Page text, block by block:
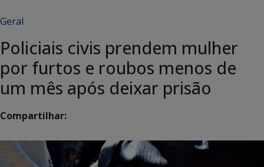
Geral
Policiais civis prendem mulher
por furtos e roubos menos de
um mês após deixar prisão
Compartilhar: